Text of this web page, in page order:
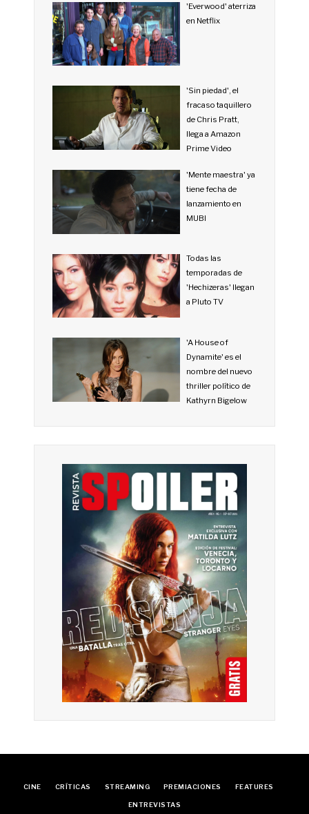
'Everwood' aterriza
en Netflix
'Sin piedad', el
fracaso taquillero
de Chris Pratt,
llega a Amazon
Prime Video
'Mente maestra' ya
tiene fecha de
lanzamiento en
MUBI
Todas las
temporadas de
'Hechizeras' llegan
a Pluto TV
'A House of
Dynamite' es el
nombre del nuevo
thriller político de
Kathyrn Bigelow
CINE CRÍTICAS STREAMING PREMIACIONES FEATURES
ENTREVISTAS